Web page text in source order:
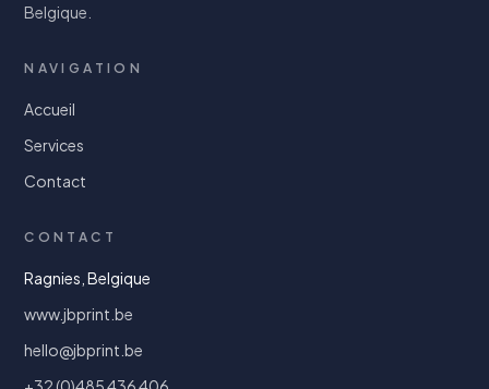
Belgique.
NAVIGATION
Accueil
Services
Contact
CONTACT
Ragnies, Belgique
www.jbprint.be
hello@jbprint.be